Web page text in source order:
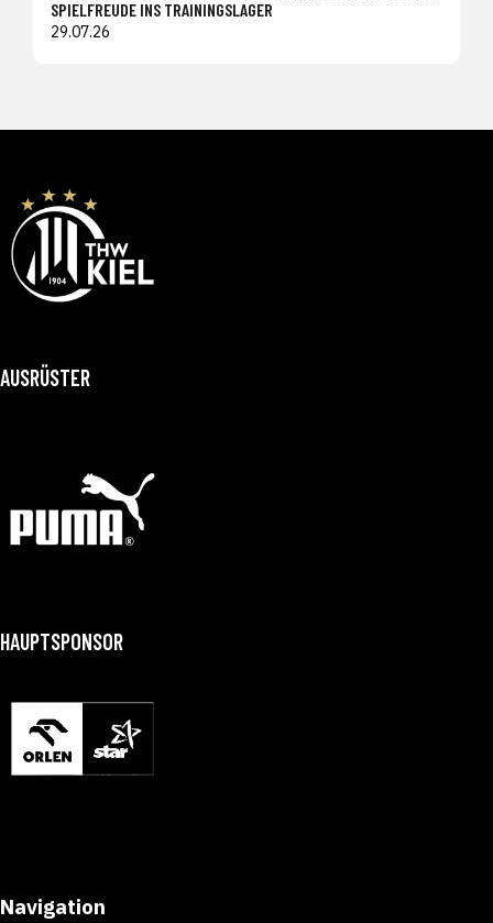
SPIELFREUDE INS TRAININGSLAGER
29.07.26
AUSRÜSTER
HAUPTSPONSOR
Navigation